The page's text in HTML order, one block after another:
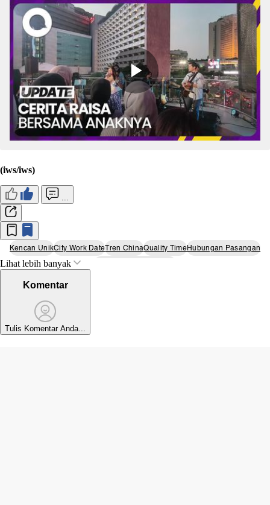
(iws/iws)
Kencan UnikCity Work DateTren ChinaQuality TimeHubungan Pasangan
Lihat lebih banyak
Komentar
Tulis Komentar Anda...